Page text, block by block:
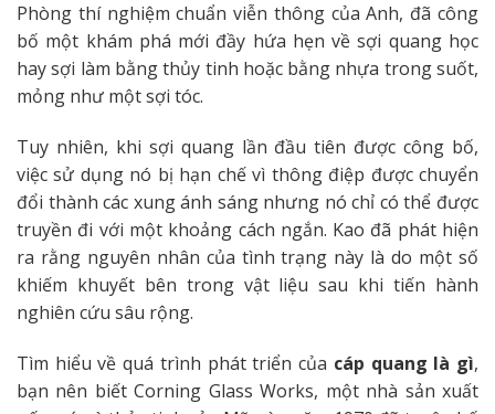
Phòng thí nghiệm chuẩn viễn thông của Anh, đã công
bố một khám phá mới đầy hứa hẹn về sợi quang học
hay sợi làm bằng thủy tinh hoặc bằng nhựa trong suốt,
mỏng như một sợi tóc.
Tuy nhiên, khi sợi quang lần đầu tiên được công bố,
việc sử dụng nó bị hạn chế vì thông điệp được chuyển
đổi thành các xung ánh sáng nhưng nó chỉ có thể được
truyền đi với một khoảng cách ngắn. Kao đã phát hiện
ra rằng nguyên nhân của tình trạng này là do một số
khiếm khuyết bên trong vật liệu sau khi tiến hành
nghiên cứu sâu rộng.
Tìm hiểu về quá trình phát triển của cáp quang là gì,
bạn nên biết Corning Glass Works, một nhà sản xuất